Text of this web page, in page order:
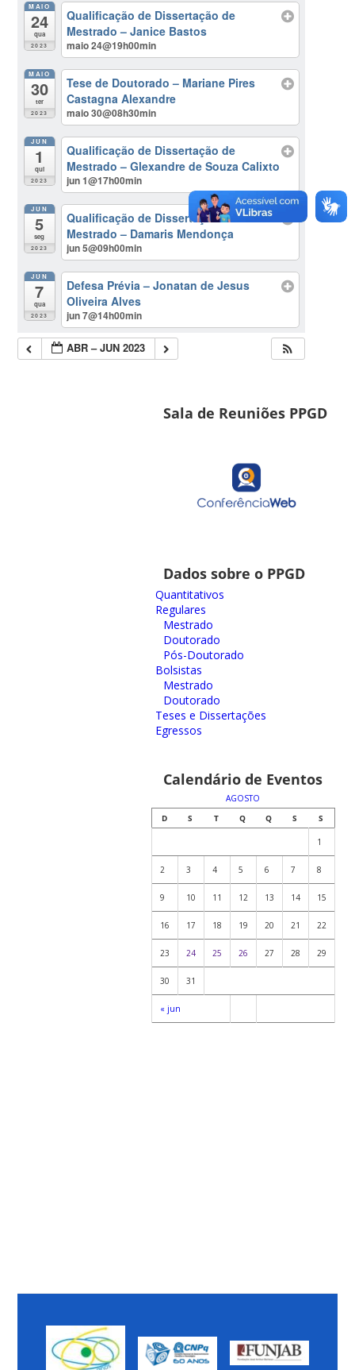
MAIO
24
qua
2023
Qualificação de Dissertação de
Mestrado – Janice Bastos
maio 24@19h00min
MAIO
30
ter
2023
Tese de Doutorado – Mariane Pires
Castagna Alexandre
maio 30@08h30min
JUN
1
qui
2023
Qualificação de Dissertação de
Mestrado – Glexandre de Souza Calixto
jun 1@17h00min
JUN
5
seg
2023
Qualificação de Dissertação de
Mestrado – Damaris Mendonça
jun 5@09h00min
JUN
7
qua
2023
Defesa Prévia – Jonatan de Jesus
Oliveira Alves
jun 7@14h00min
ABR – JUN 2023
Sala de Reuniões PPGD
Dados sobre o PPGD
Quantitativos
Regulares
Mestrado
Doutorado
Pós-Doutorado
Bolsistas
Mestrado
Doutorado
Teses e Dissertações
Egressos
Calendário de Eventos
AGOSTO
D
S T Q Q S S
« jun
1
2 3 4 5 6 7 8
9 10 11 12 13 14 15
16 17 18 19 20 21 22
23 24 25 26 27 28 29
30 31